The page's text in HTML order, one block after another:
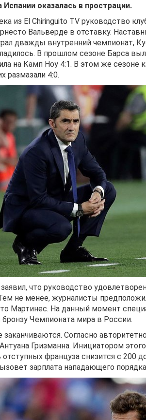
оказалась в прострации.
из El Chiringuito TV руководство
Вальверде в отставку.
дважды внутренний чемпионат,
В прошлом сезоне Барса
на Камп Ноу 4:1. В этом же сезоне
размазали 4:0.
что руководство
не менее, журналисты
Мартинес. На данный момент
Чемпионата мира в России.
Согласно
Гризманна. Инициатором
француза снизится с 200
зарплата нападающего